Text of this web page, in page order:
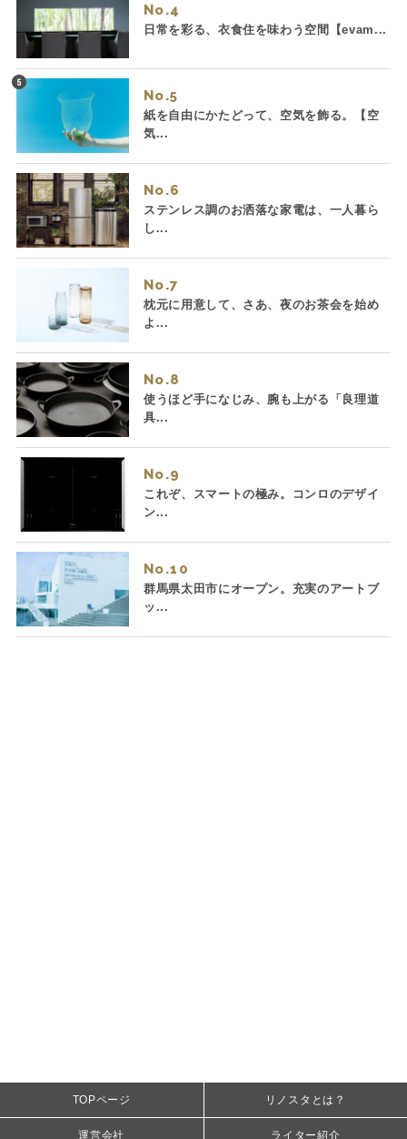
No.
日常を彩る、衣食住を味わう空間【evam...
No.
紙を自由にかたどって、空気を飾る。【空
気...
No.
ステンレス調のお洒落な家電は、一人暮ら
し...
No.
枕元に用意して、さあ、夜のお茶会を始め
よ...
No.
使うほど手になじみ、腕も上がる「良理道
具...
No.
これぞ、スマートの極み。コンロのデザイ
ン...
No.
群馬県太田市にオープン。充実のアートブ
ッ...
TOPページ リノスタとは？
運営会社 ライター紹介